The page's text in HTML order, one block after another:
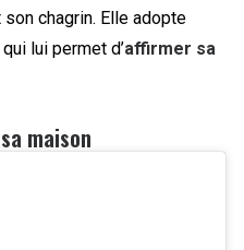
chagrin. Elle adopte
lui permet d’affirmer sa
maison